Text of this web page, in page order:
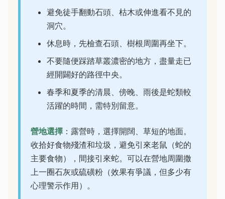
避免徒手翻動石頭、枯木或伸進看不見的
洞穴。
休息時，先檢查石頭、樹根周圍再坐下。
不要隨便踩踏草叢濃密的地方，盡量走已
經開闢好的路徑中央。
春季和夏季的清晨、傍晚、雨後是蛇類較
活躍的時間，需特別留意。
營地選擇 ：露營時，選擇開闊、草短的地面。
收拾好食物殘渣和垃圾，避免引來老鼠（蛇的
主要食物），間接引來蛇。可以在營地周圍撒
上一圈石灰或硫磺粉（效果有爭議，但多少有
心理警示作用）。